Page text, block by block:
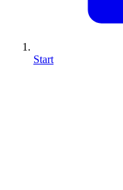
Start